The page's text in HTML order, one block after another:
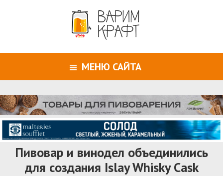
МЕНЮ САЙТА
Пивовар и винодел объединились
для создания Islay Whisky Cask